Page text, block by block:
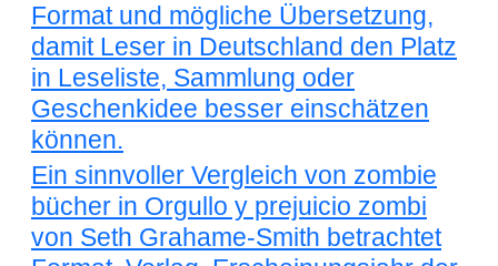
Format und mögliche Übersetzung,
damit Leser in Deutschland den Platz
in Leseliste, Sammlung oder
Geschenkidee besser einschätzen
können.
Ein sinnvoller Vergleich von zombie
bücher in Orgullo y prejuicio zombi
von Seth Grahame-Smith betrachtet